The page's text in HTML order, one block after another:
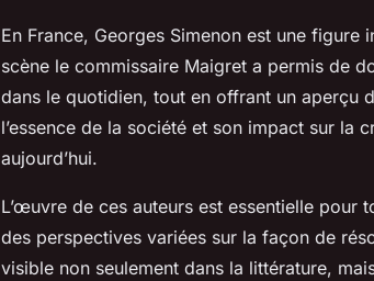
En France, Georges Simenon est une
scène le commissaire Maigret a permis de
dans le quotidien, tout en offrant un aperçu
l’essence de la société et son impact sur la
aujourd’hui.
L’œuvre de ces auteurs est essentielle pour
des perspectives variées sur la façon de
visible non seulement dans la littérature,